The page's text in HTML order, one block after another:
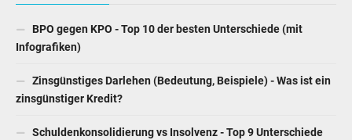
BPO gegen KPO - Top 10 der besten Unterschiede (mit
Infografiken)
Zinsgünstiges Darlehen (Bedeutung, Beispiele) - Was ist ein
zinsgünstiger Kredit?
Schuldenkonsolidierung vs Insolvenz - Top 9 Unterschiede